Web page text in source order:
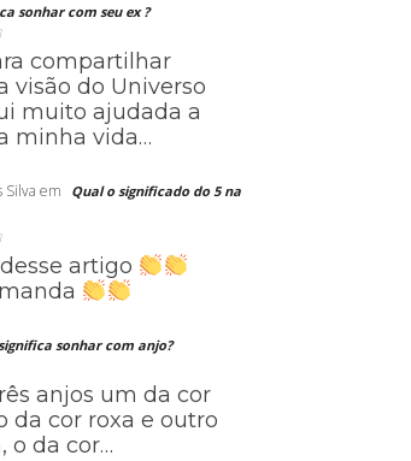
sonhar com seu ex ?
compartilhar
visão do Universo
muito ajudada a
minha vida…
Silva em
Qual o significado do 5 na
artigo
sonhar com anjo?
anjos um da cor
da cor roxa e outro
o da cor…